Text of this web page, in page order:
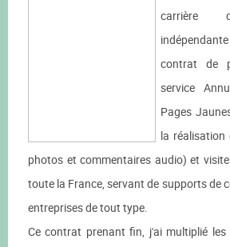
carrière
contrat de
service
Pages
la réalisation
photos et commentaires audio) et
toute la France, servant de supports de
entreprises de tout type.
Ce contrat prenant fin, j'ai multiplié les